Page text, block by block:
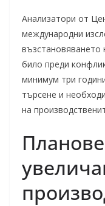
Анализатори от
международни
възстановяването
било преди
минимум три
търсене и
на